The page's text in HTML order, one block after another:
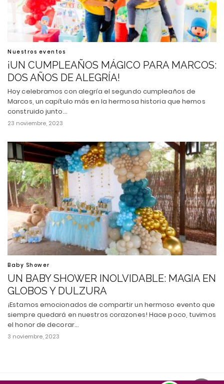
Nuestros eventos
¡UN CUMPLEAÑOS MÁGICO PARA MARCOS:
DOS AÑOS DE ALEGRÍA!
Hoy celebramos con alegría el segundo cumpleaños de
Marcos, un capítulo más en la hermosa historia que hemos
construido junto…
23 noviembre, 2023
Baby Shower
UN BABY SHOWER INOLVIDABLE: MAGIA EN
GLOBOS Y DULZURA
¡Estamos emocionados de compartir un hermoso evento que
siempre quedará en nuestros corazones! Hace poco, tuvimos
el honor de decorar…
3 noviembre, 2023